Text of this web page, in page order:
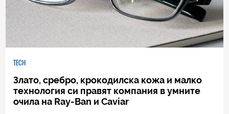
TECH
Злато, сребро, крокодилска кожа и малко
технология си правят компания в умните
очила на Ray-Ban и Caviar